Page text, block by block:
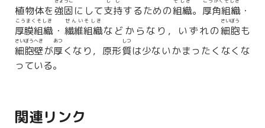
植物体を強固にして支持するための組織。 厚角組織・
厚膜組織
こうまくそしき
・ 繊維組織
せんいそしき
などからなり，いずれの細胞
さいぼう
も
細胞壁
さいぼうへき
が厚
あつ
くなり，原形質
しつ
は少ないかまったくなくな
っている。
関連リンク